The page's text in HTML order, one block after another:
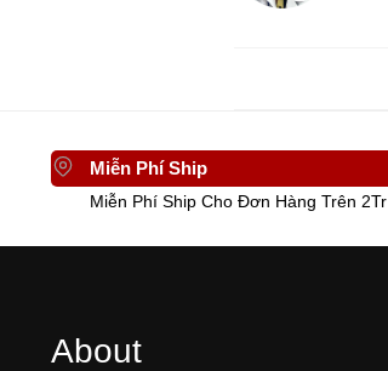
Miễn Phí Ship
Miễn Phí Ship Cho Đơn Hàng Trên 2Tr
About